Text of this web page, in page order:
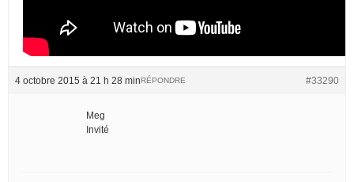
4 octobre 2015 à 21 h 28 min #33290
RÉPONDRE
Meg
Invité